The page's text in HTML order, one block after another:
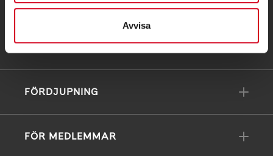
Avvisa
75 | Organisationsnummer 802002-3605
FÖRDJUPNING
FÖR MEDLEMMAR